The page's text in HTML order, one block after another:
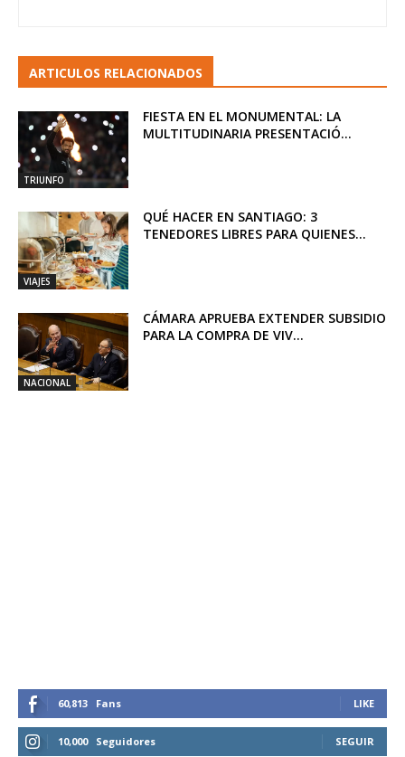
ARTICULOS RELACIONADOS
TRIUNFO
FIESTA EN EL MONUMENTAL: LA
MULTITUDINARIA PRESENTACIÓ...
VIAJES
QUÉ HACER EN SANTIAGO: 3
TENEDORES LIBRES PARA QUIENES...
NACIONAL
CÁMARA APRUEBA EXTENDER SUBSIDIO
PARA LA COMPRA DE VIV...
60,813 Fans LIKE
10,000 Seguidores SEGUIR